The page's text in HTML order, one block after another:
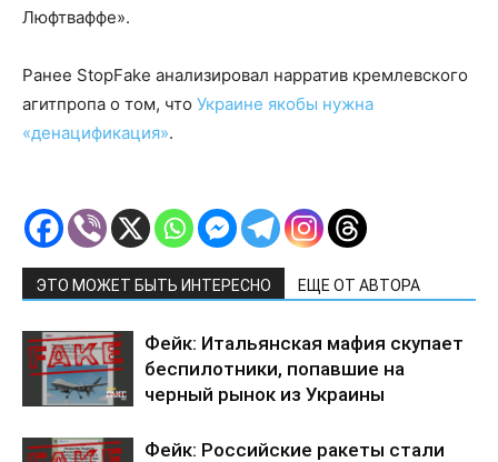
Люфтваффе».
Ранее StopFake анализировал нарратив кремлевского
агитпропа о том, что Украине якобы нужна
«денацификация».
ЭТО МОЖЕТ БЫТЬ ИНТЕРЕСНО ЕЩЕ ОТ АВТОРА
Фейк: Итальянская мафия скупает
беспилотники, попавшие на
черный рынок из Украины
Фейк: Российские ракеты стали